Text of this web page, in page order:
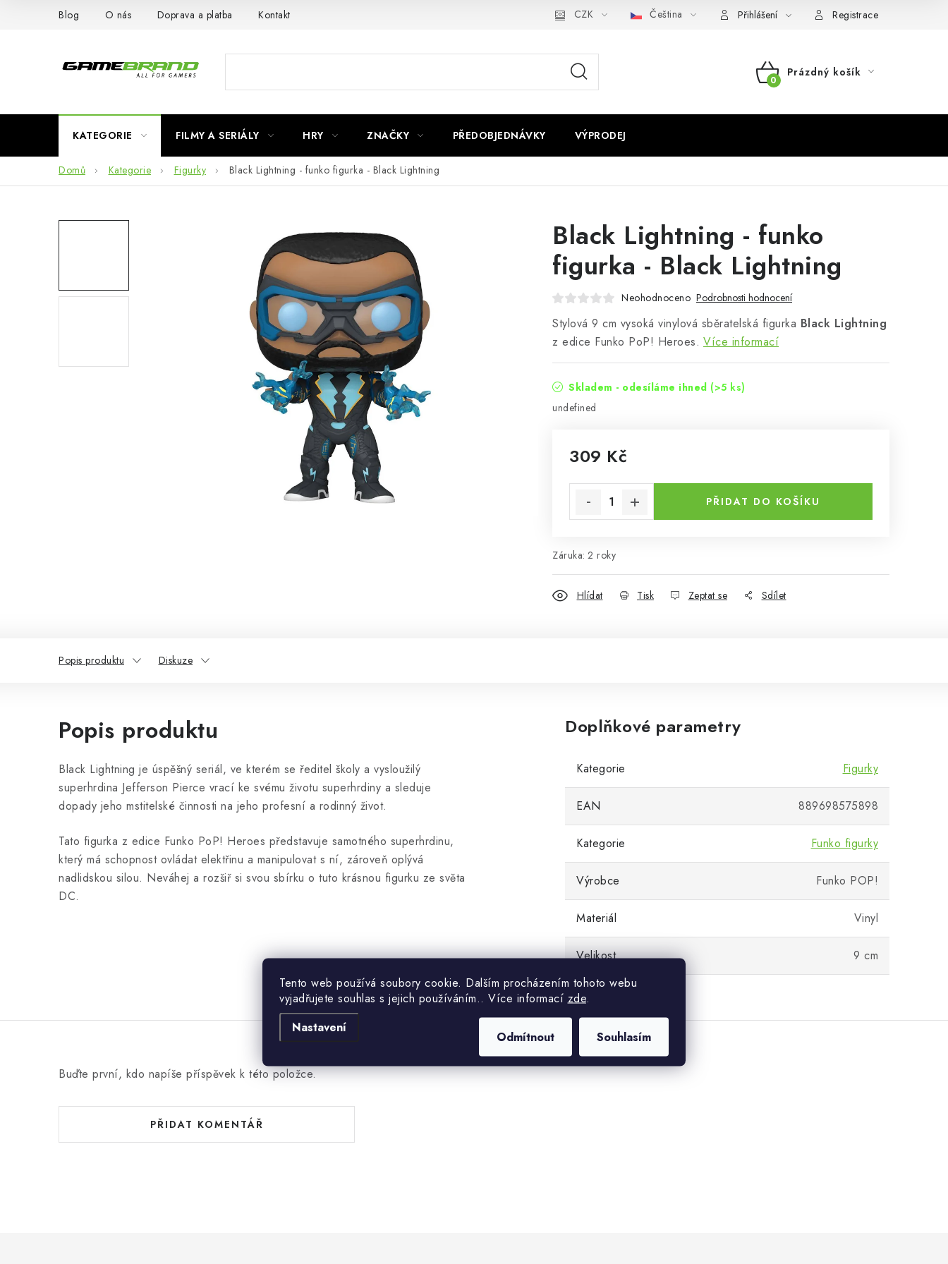
Tento web používá soubory cookie. Dalším procházením tohoto webu
vyjadřujete souhlas s jejich používáním.. Více informací zde.
Nastavení
Odmítnout Souhlasím
Blog O nás Doprava a platba Kontakt CZK Čeština Přihlášení Registrace
NÁKUPNÍ
Prázdný košík
KATEGORIE FILMY A SERIÁLY HRY ZNAČKY PŘEDOBJEDNÁVKY VÝPRODEJ
Domů Kategorie Figurky Black Lightning - funko figurka - Black Lightning
Black Lightning - funko
figurka - Black Lightning
Neohodnoceno Podrobnosti hodnocení
Stylová 9 cm vysoká vinylová sběratelská figurka Black Lightning
z edice Funko PoP! Heroes. Více informací
Skladem - odesíláme ihned (>5 ks)
undefined
309 Kč
PŘIDAT DO KOŠÍKU
Záruka: 2 roky
Tisk Zeptat se
Hlídat Sdílet
Popis produktu Diskuze
Popis produktu
Black Lightning je úspěšný seriál, ve kterém se ředitel školy a vysloužilý
superhrdina Jefferson Pierce vrací ke svému životu superhrdiny a sleduje
dopady jeho mstitelské činnosti na jeho profesní a rodinný život.
Tato figurka z edice Funko PoP! Heroes představuje samotného superhrdinu,
který má schopnost ovládat elektřinu a manipulovat s ní, zároveň oplývá
nadlidskou silou. Neváhej a rozšiř si svou sbírku o tuto krásnou figurku ze světa
DC.
Doplňkové parametry
Kategorie Figurky
EAN 889698575898
Kategorie Funko figurky
Výrobce Funko POP!
Materiál Vinyl
Velikost 9 cm
Buďte první, kdo napíše příspěvek k této položce.
PŘIDAT KOMENTÁŘ